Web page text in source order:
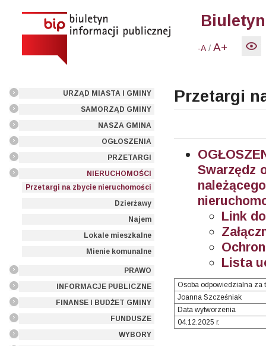
-A /A+
URZĄD MIASTA I GMINY
SAMORZĄD GMINY
NASZA GMINA
OGŁOSZENIA
PRZETARGI
NIERUCHOMOŚCI
Przetargi na zbycie nieruchomości
Dzierżawy
Najem
Lokale mieszkalne
Mienie komunalne
PRAWO
INFORMACJE PUBLICZNE
FINANSE I BUDŻET GMINY
FUNDUSZE
WYBORY
Przetargi
Swarzędz
Link
Lista
Osoba odpowiedzialna za
Joanna Szcześniak
Data wytworzenia
04.12.2025 r.